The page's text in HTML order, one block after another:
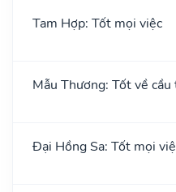
Tam Hợp: Tốt mọi việc
Mẫu Thương: Tốt về
Đại Hồng Sa: Tốt mọi